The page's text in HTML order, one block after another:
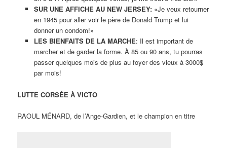
SUR UNE AFFICHE AU NEW JERSEY: «Je veux retourner
en 1945 pour aller voir le père de Donald Trump et lui
donner un condom!»
LES BIENFAITS DE LA MARCHE: Il est important de
marcher et de garder la forme. À 85 ou 90 ans, tu pourras
passer quelques mois de plus au foyer des vieux à 3000$
par mois!
LUTTE CORSÉE À VICTO
RAOUL MÉNARD, de l’Ange-Gardien, et le champion en titre